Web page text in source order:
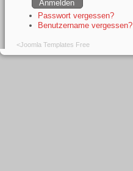
Passwort vergessen?
Benutzername vergessen?
<Joomla Templates Free